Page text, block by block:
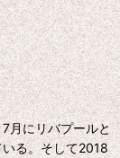
月にリバプールと
る。そして2018